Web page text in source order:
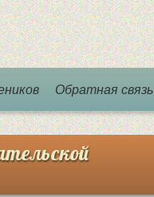
Обратная связь